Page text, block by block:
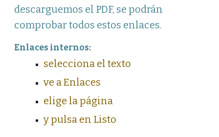
descarguemos el PDF, se podrán
comprobar todos estos enlaces.
Enlaces internos:
selecciona el texto
ve a Enlaces
elige la página
y pulsa en Listo